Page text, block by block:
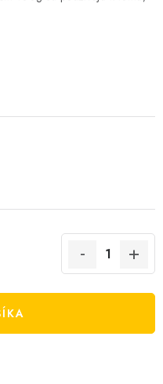
Napísali o nás
otázky FAQ
Veľkoobchod